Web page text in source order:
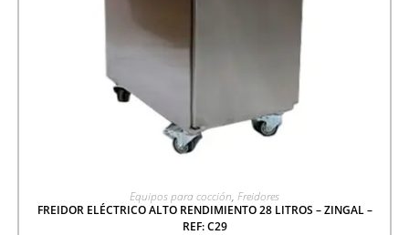
AGREGAR A COTIZACIÓN
Equipos para cocción, Freidores
FREIDOR ELÉCTRICO ALTO RENDIMIENTO 28 LITROS – ZINGAL –
REF: C29